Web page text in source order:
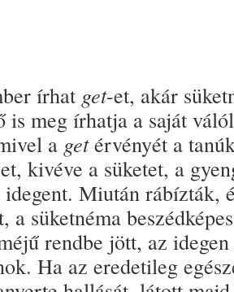
írhat get-et, akár
is meg írhatja a saját
a getérvényét a
kivéve a süketet, a
idegent. Miután rábízták,
a süketnéma
rendbe jött, az
Ha az eredetileg